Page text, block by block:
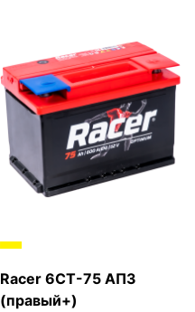
Racer 6СТ-75 АПЗ
(правый+)